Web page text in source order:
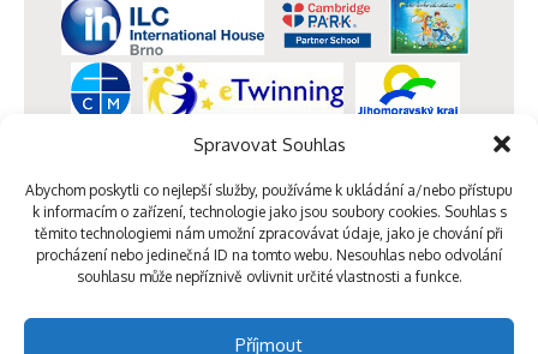
Spravovat Souhlas
Abychom poskytli co nejlepší služby, používáme k ukládání a/nebo přístupu
k informacím o zařízení, technologie jako jsou soubory cookies. Souhlas s
těmito technologiemi nám umožní zpracovávat údaje, jako je chování při
procházení nebo jedinečná ID na tomto webu. Nesouhlas nebo odvolání
souhlasu může nepříznivě ovlivnit určité vlastnosti a funkce.
Příjmout